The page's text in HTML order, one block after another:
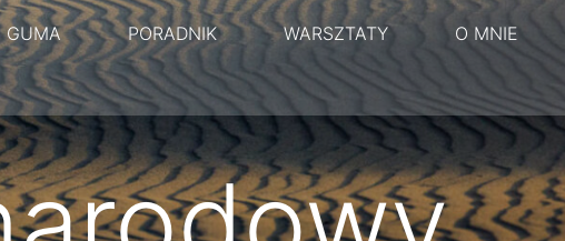
GUMA PORADNIK WARSZTATY O MNIE